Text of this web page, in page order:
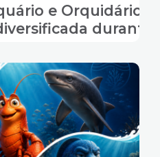
e Orquidário
durante